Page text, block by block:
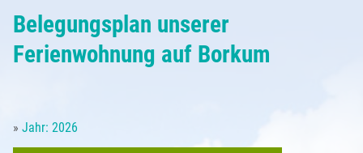
Saison & Preise
Anreise
Unsere Borkum-Tipps
Borkum - Ortsansichten
Türme und Seezeichen
Anfrageformular
Kleingedrucktes
Partner
Belegungsplan unserer
Ferienwohnung auf Borkum
»Jahr: 2026